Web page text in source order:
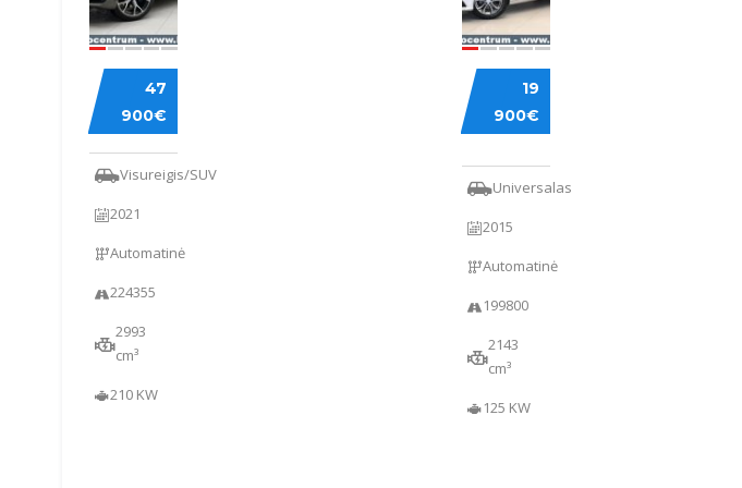
47
900€
BMW
X6
Visureigis/SUV
2021
Automatinė
224355
2993
cm³
210 KW
19
900€
MERCEDES-
BENZ
C
220
Universalas
2015
Automatinė
199800
2143
cm³
125 KW